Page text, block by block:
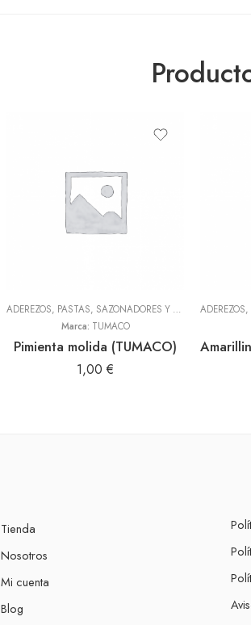
,TODOS ADEREZOS, PASTAS, SAZONADORES Y CONDIMENTOS ,
Marca: TUMACO
Pimienta molida (TUMACO)
1,00 €
Tienda
Nosotros
Mi cuenta
Blog